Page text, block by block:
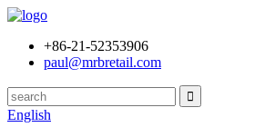
+86-21-52353906
paul@mrbretail.com
English